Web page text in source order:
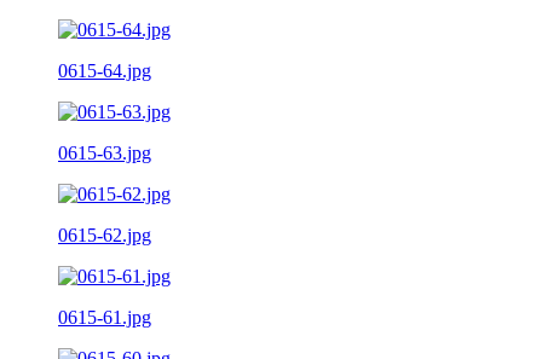
0615-64.jpg
0615-63.jpg
0615-62.jpg
0615-61.jpg